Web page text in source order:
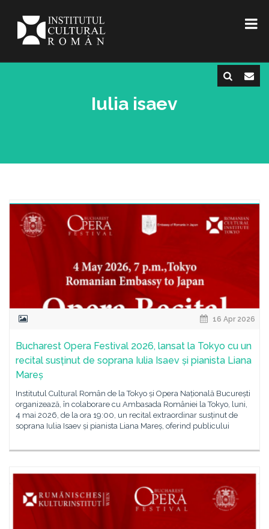
Iulia isaev
16 Apr 2026
Bucharest Opera Festival 2026, lansat la Tokyo cu un
recital susținut de soprana Iulia Isaev și pianista Liana
Mareș
Institutul Cultural Român de la Tokyo și Opera Națională București
organizează, în colaborare cu Ambasada României la Tokyo, luni,
4 mai 2026, de la ora 19:00, un recital extraordinar susținut de
soprana Iulia Isaev și pianista Liana Mareș, oferind publicului